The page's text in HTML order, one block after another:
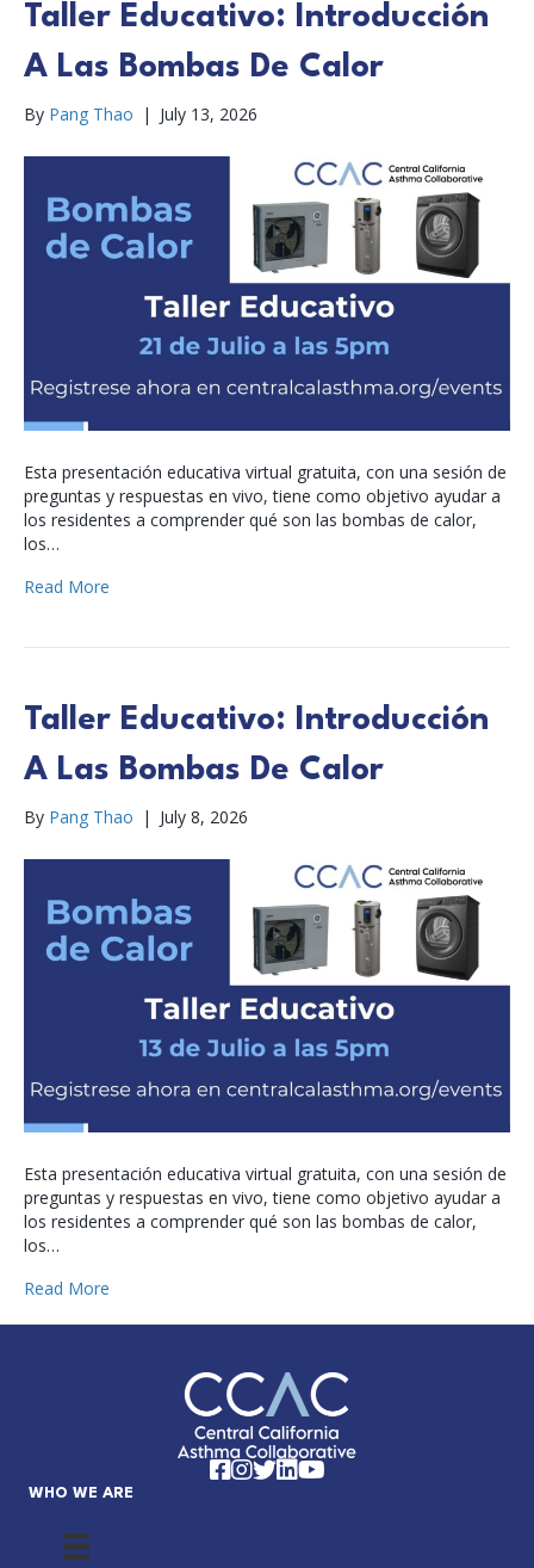
Taller Educativo: Introducción
A Las Bombas De Calor
By Pang Thao | July 13, 2026
Esta presentación educativa virtual gratuita, con una sesión de
preguntas y respuestas en vivo, tiene como objetivo ayudar a
los residentes a comprender qué son las bombas de calor,
los…
Read More
Taller Educativo: Introducción
A Las Bombas De Calor
By Pang Thao | July 8, 2026
Esta presentación educativa virtual gratuita, con una sesión de
preguntas y respuestas en vivo, tiene como objetivo ayudar a
los residentes a comprender qué son las bombas de calor,
los…
Read More
Facebook
Instagram
Twitter
LinkedIn
YouTube
WHO WE ARE